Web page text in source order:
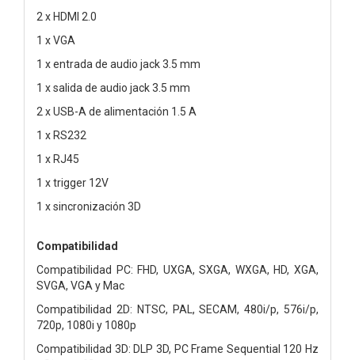
2 x HDMI 2.0
1 x VGA
1 x entrada de audio jack 3.5 mm
1 x salida de audio jack 3.5 mm
2 x USB-A de alimentación 1.5 A
1 x RS232
1 x RJ45
1 x trigger 12V
1 x sincronización 3D
Compatibilidad
Compatibilidad PC: FHD, UXGA, SXGA, WXGA, HD, XGA,
SVGA, VGA y Mac
Compatibilidad 2D: NTSC, PAL, SECAM, 480i/p, 576i/p,
720p, 1080i y 1080p
Compatibilidad 3D: DLP 3D, PC Frame Sequential 120 Hz